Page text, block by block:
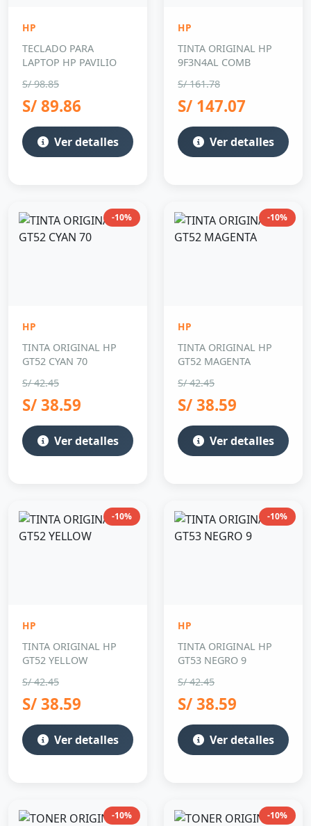
HP
TECLADO PARA
LAPTOP HP PAVILIO
S/ 98.85
S/ 89.86
Ver detalles
HP
TINTA ORIGINAL HP
9F3N4AL COMB
S/ 161.78
S/ 147.07
Ver detalles
-10%
HP
TINTA ORIGINAL HP
GT52 CYAN 70
S/ 42.45
S/ 38.59
Ver detalles
-10%
HP
TINTA ORIGINAL HP
GT52 MAGENTA
S/ 42.45
S/ 38.59
Ver detalles
-10%
HP
TINTA ORIGINAL HP
GT52 YELLOW
S/ 42.45
S/ 38.59
Ver detalles
-10%
HP
TINTA ORIGINAL HP
GT53 NEGRO 9
S/ 42.45
S/ 38.59
Ver detalles
-10% -10%